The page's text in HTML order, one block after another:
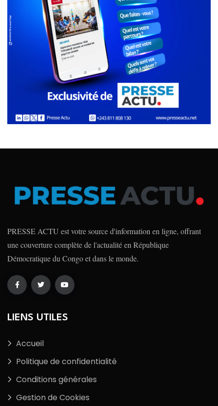
PRESSE ACTU est votre source d'information en ligne, offrant
une couverture complète de l'actualité en République
Démocratique du Congo et dans le monde.
LIENS UTILES
Accueil
Politique de confidentialité
Conditions générales
Gestion de Cookies